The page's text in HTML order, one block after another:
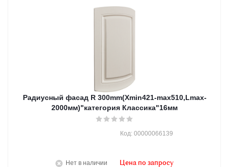
Радиусный фасад R 300mm(Хmin421-max510,Lmax-
2000мм)"категория Классика"16мм
Нет в наличии
Код: 00000066139
Цена по запросу